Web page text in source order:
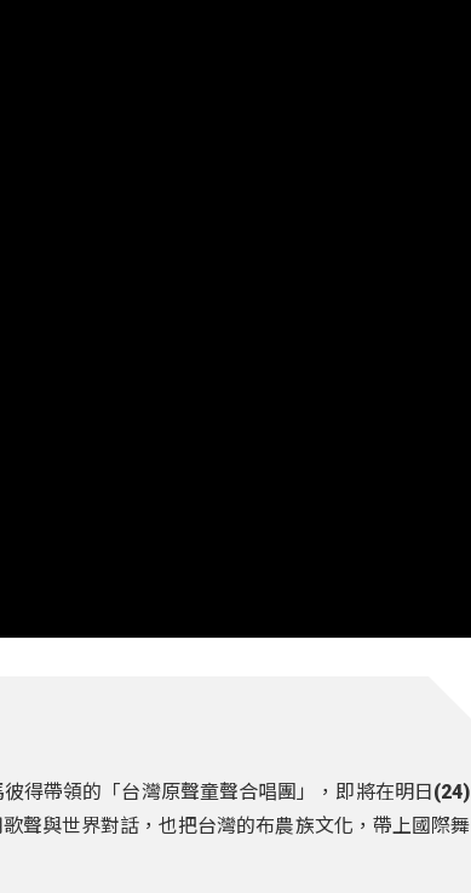
得帶領的「台灣原聲童聲合唱團」，即將在明日(24)
聲與世界對話，也把台灣的布農族文化，帶上國際舞